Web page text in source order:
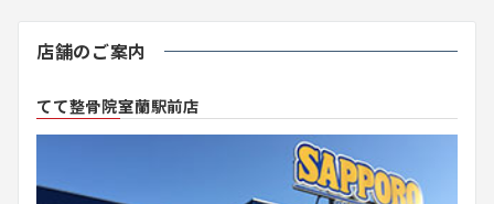
店舗のご案内
てて整骨院室蘭駅前店